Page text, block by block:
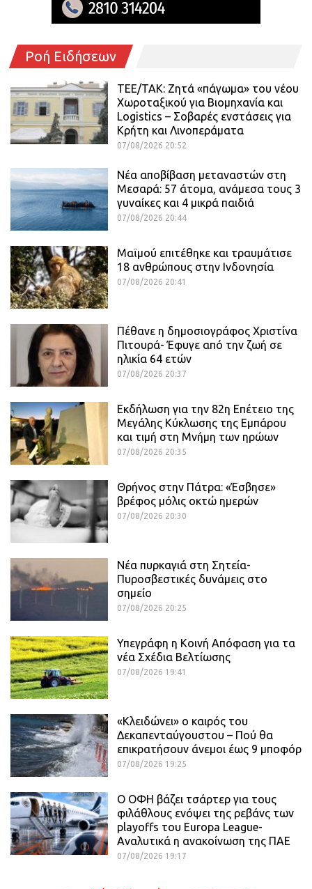
Ροή Ειδήσεων
ΤΕΕ/ΤΑΚ: Ζητά «πάγωμα» του νέου
Χωροταξικού για Βιομηχανία και
Logistics – Σοβαρές ενστάσεις για
Κρήτη και Λινοπεράματα
07/08/2026 20:52
Νέα αποβίβαση μεταναστών στη
Μεσαρά: 57 άτομα, ανάμεσα τους 3
γυναίκες και 4 μικρά παιδιά
07/08/2026 20:44
Μαϊμού επιτέθηκε και τραυμάτισε
18 ανθρώπους στην Ινδονησία
07/08/2026 20:41
Πέθανε η δημοσιογράφος Χριστίνα
Πιτουρά- Έφυγε από την ζωή σε
ηλικία 64 ετών
07/08/2026 20:37
Εκδήλωση για την 82η Επέτειο της
Μεγάλης Κύκλωσης της Εμπάρου
και τιμή στη Μνήμη των ηρώων
07/08/2026 20:35
Θρήνος στην Πάτρα: «Έσβησε»
βρέφος μόλις οκτώ ημερών
07/08/2026 20:30
Νέα πυρκαγιά στη Σητεία-
Πυροσβεστικές δυνάμεις στο
σημείο
07/08/2026 20:25
Υπεγράφη η Κοινή Απόφαση για τα
νέα Σχέδια Βελτίωσης
07/08/2026 19:41
«Κλειδώνει» ο καιρός του
Δεκαπενταύγουστου – Πού θα
επικρατήσουν άνεμοι έως 9 μποφόρ
07/08/2026 19:25
Ο ΟΦΗ βάζει τσάρτερ για τους
φιλάθλους ενόψει της ρεβάνς των
playoffs του Europa League-
Αναλυτικά η ανακοίνωση της ΠΑΕ
07/08/2026 19:17